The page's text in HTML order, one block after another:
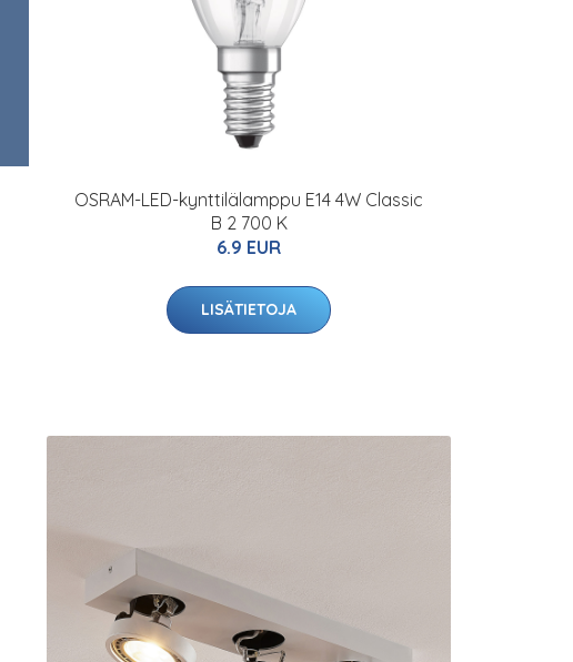
OSRAM-LED-kynttilälamppu E14 4W Classic
B 2 700 K
6.9 EUR
LISÄTIETOJA